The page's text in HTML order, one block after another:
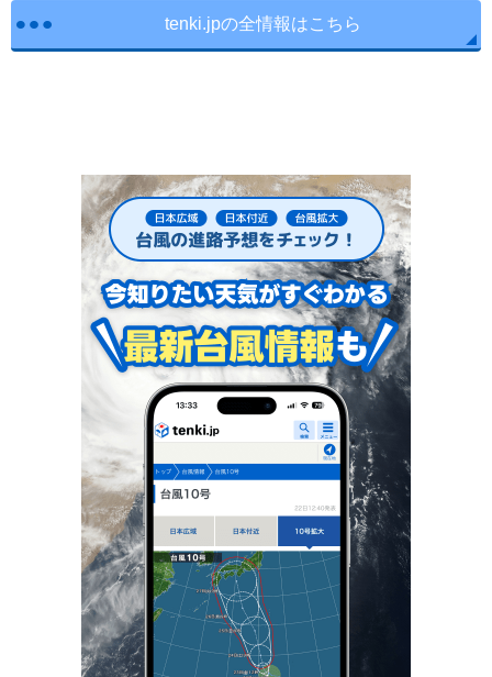
tenki.jpの全情報はこちら